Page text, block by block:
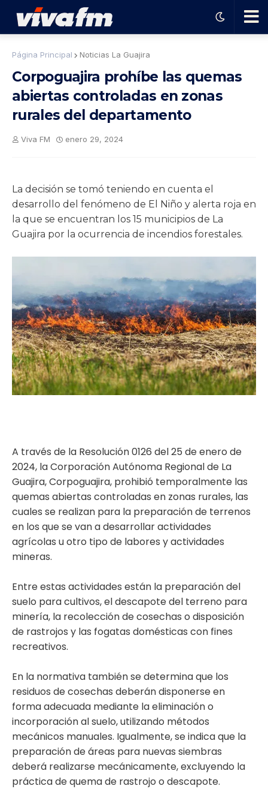
Ha
pro
gra
ma
Página Principal Noticias La Guajira
Corpoguajira prohíbe las quemas
abiertas controladas en zonas
rurales del departamento
Viva FM enero 29, 2024
La decisión se tomó teniendo en cuenta el
desarrollo del fenómeno de El Niño y alerta roja en
la que se encuentran los 15 municipios de La
Guajira por la ocurrencia de incendios forestales.
A través de la Resolución 0126 del 25 de enero de
2024, la Corporación Autónoma Regional de La
Guajira, Corpoguajira, prohibió temporalmente las
quemas abiertas controladas en zonas rurales, las
cuales se realizan para la preparación de terrenos
en los que se van a desarrollar actividades
agrícolas u otro tipo de labores y actividades
mineras.
Entre estas actividades están la preparación del
suelo para cultivos, el descapote del terreno para
minería, la recolección de cosechas o disposición
de rastrojos y las fogatas domésticas con fines
recreativos.
En la normativa también se determina que los
residuos de cosechas deberán disponerse en
forma adecuada mediante la eliminación o
incorporación al suelo, utilizando métodos
mecánicos manuales. Igualmente, se indica que la
preparación de áreas para nuevas siembras
deberá realizarse mecánicamente, excluyendo la
práctica de quema de rastrojo o descapote.